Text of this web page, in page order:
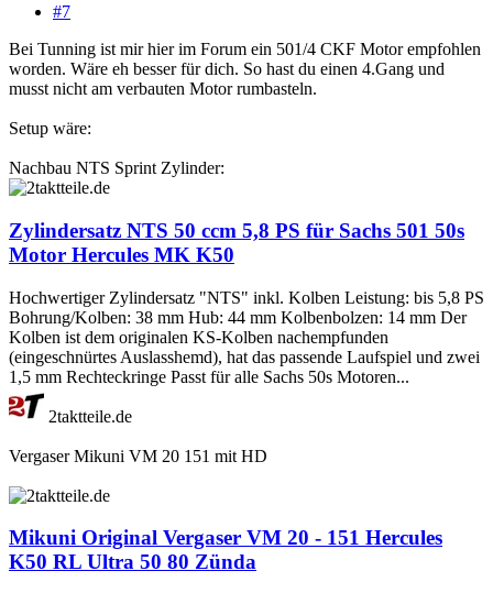
#7
Bei Tunning ist mir hier im Forum ein 501/4 CKF Motor empfohlen
worden. Wäre eh besser für dich. So hast du einen 4.Gang und
musst nicht am verbauten Motor rumbasteln.
Setup wäre:
Nachbau NTS Sprint Zylinder:
Zylindersatz NTS 50 ccm 5,8 PS für Sachs 501 50s
Motor Hercules MK K50
Hochwertiger Zylindersatz "NTS" inkl. Kolben Leistung: bis 5,8 PS
Bohrung/Kolben: 38 mm Hub: 44 mm Kolbenbolzen: 14 mm Der
Kolben ist dem originalen KS-Kolben nachempfunden
(eingeschnürtes Auslasshemd), hat das passende Laufspiel und zwei
1,5 mm Rechteckringe Passt für alle Sachs 50s Motoren...
2taktteile.de
Vergaser Mikuni VM 20 151 mit HD
Mikuni Original Vergaser VM 20 - 151 Hercules
K50 RL Ultra 50 80 Zünda